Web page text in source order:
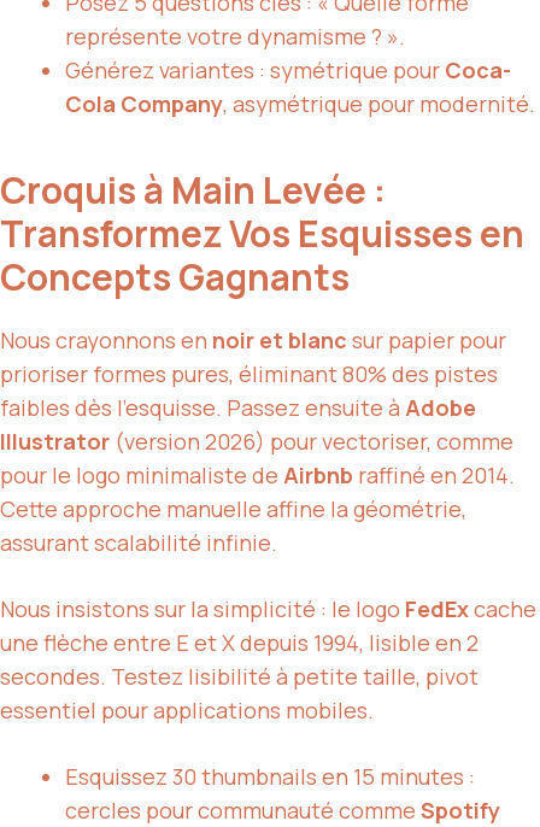
représente votre dynamisme ? ».
Générez variantes : symétrique pour Coca-
Cola Company, asymétrique pour modernité.
Croquis à Main Levée :
Transformez Vos Esquisses en
Concepts Gagnants
Nous crayonnons en noir et blanc sur papier pour
prioriser formes pures, éliminant 80% des pistes
faibles dès l’esquisse. Passez ensuite à Adobe
Illustrator (version 2026) pour vectoriser, comme
pour le logo minimaliste de Airbnb raffiné en 2014.
Cette approche manuelle affine la géométrie,
assurant scalabilité infinie.
Nous insistons sur la simplicité : le logo FedExcache
une flèche entre E et X depuis 1994, lisible en 2
secondes. Testez lisibilité à petite taille, pivot
essentiel pour applications mobiles.
Esquissez 30 thumbnails en 15 minutes :
cercles pour communauté comme Spotify